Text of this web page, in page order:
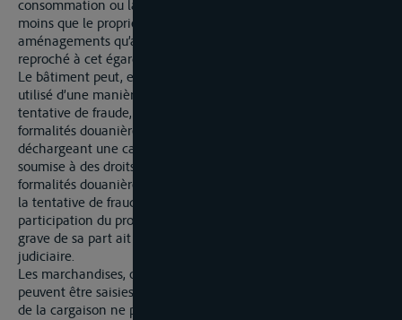
consommation ou la tentative donne lieu à consommation, à
moins que le propriétaire prouve qu’il est étranger auxdits
aménagements qu’aucune négligence grave ne peut lui être
reproché à cet égard.
Le bâtiment peut, en outre, être confisqué lorsqu’il a été
utilisé d’une manière abusive pour effectuer une fraude ou une
tentative de fraude, soit en esquivant intentionnellement les
formalités douanières à remplir à la frontière, soit en
déchargeant une cargaison prohibée ou une cargaison
soumise à des droits en esquivant intentionnellement les
formalités douanières prescrites, à condition que la fraude ou
la tentative de fraude ait donné lieu à condamnation et que la
participation du propriétaire à la fraude ou une négligence
grave de sa part ait été constatée par une procédure
judiciaire.
Les marchandises, objet de fraude ou de tentative de fraude,
peuvent être saisies et, le cas échéant, confisquées. Le surplus
de la cargaison ne peut être saisie, ni confisqué à ce titre.